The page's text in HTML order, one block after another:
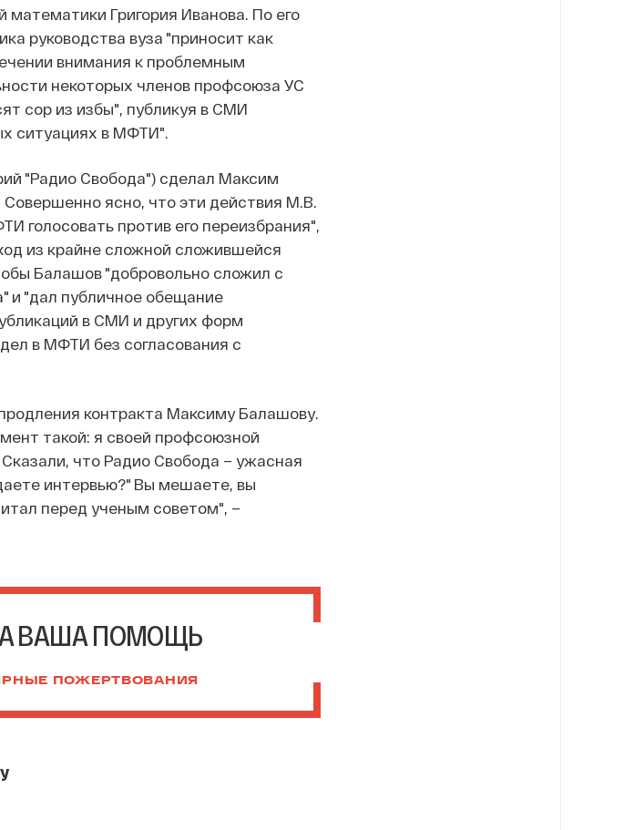
Григория Иванова. По его
руководства вуза "приносит как
внимания к проблемным
некоторых членов профсоюза УС
сор из избы", публикуя в СМИ
ситуациях в МФТИ".
"Радио Свобода") сделал Максим
ясно, что эти действия М.В.
голосовать против его переизбрания",
из крайне сложной сложившейся
Балашов "добровольно сложил с
и "дал публичное обещание
в СМИ и других форм
в МФТИ без согласования с
контракта Максиму Балашову.
такой: я своей профсоюзной
что Радио Свобода – ужасная
интервью?" Вы мешаете, вы
перед ученым советом", –
ВАША ПОМОЩЬ
ПОЖЕРТВОВАНИЯ